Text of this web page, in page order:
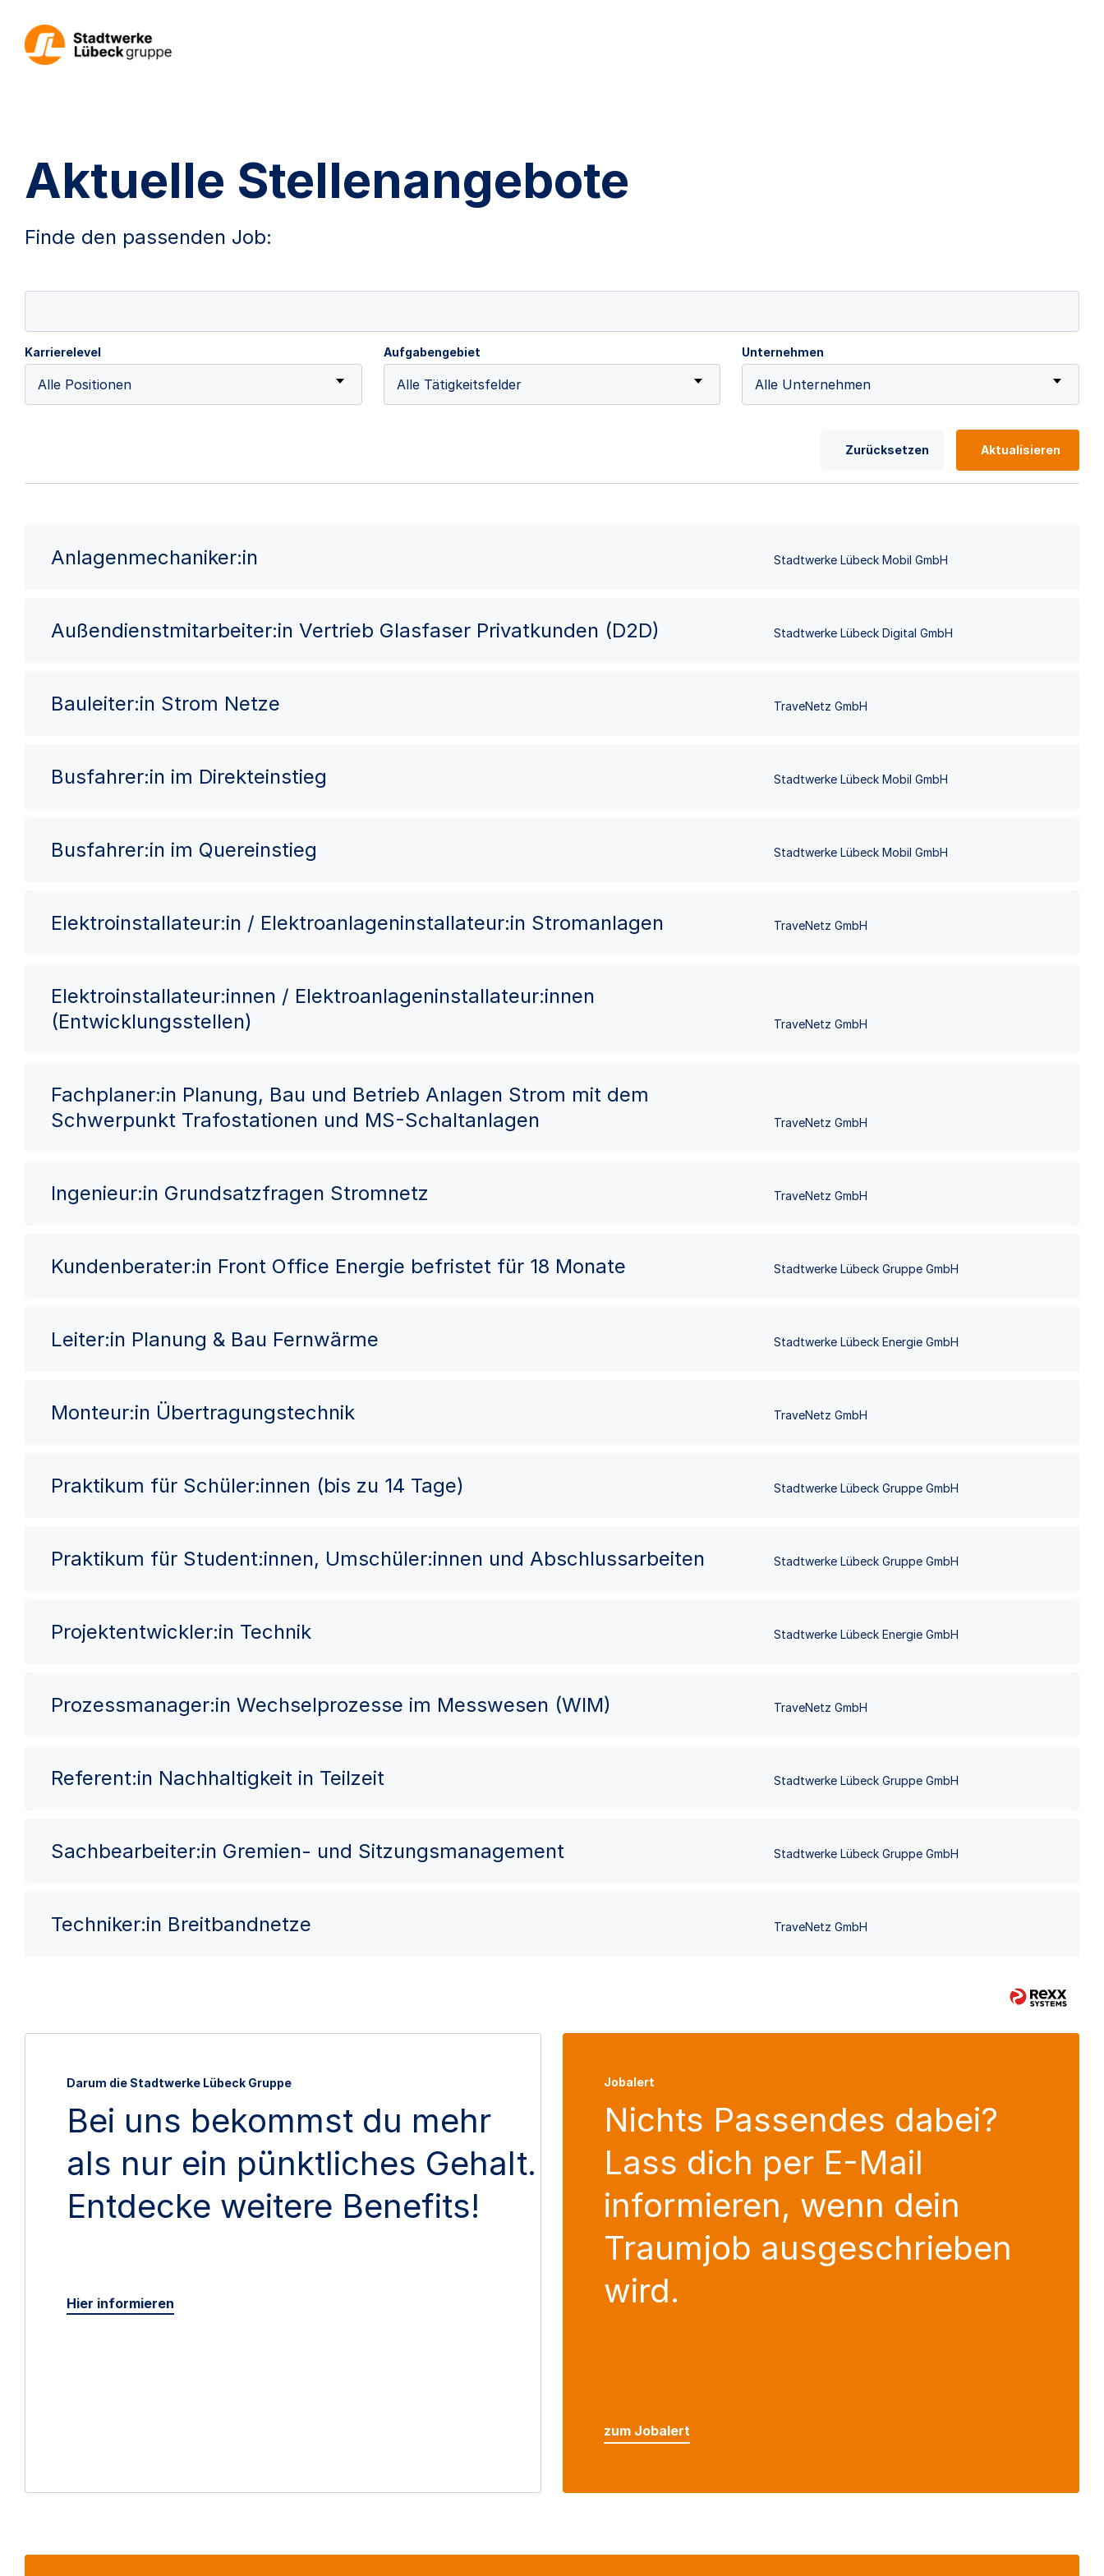
Aktuelle Stellenangebote
Finde den passenden Job:
Karrierelevel
Alle Positionen
Aufgabengebiet
Alle Tätigkeitsfelder
Unternehmen
Alle Unternehmen
Zurücksetzen Aktualisieren
Anlagenmechaniker:in Stadtwerke Lübeck Mobil GmbH
Außendienstmitarbeiter:in Vertrieb Glasfaser Privatkunden (D2D) Stadtwerke Lübeck Digital GmbH
Bauleiter:in Strom Netze TraveNetz GmbH
Busfahrer:in im Direkteinstieg Stadtwerke Lübeck Mobil GmbH
Busfahrer:in im Quereinstieg Stadtwerke Lübeck Mobil GmbH
Elektroinstallateur:in / Elektroanlageninstallateur:in Stromanlagen TraveNetz GmbH
Elektroinstallateur:innen / Elektroanlageninstallateur:innen
(Entwicklungsstellen)
TraveNetz GmbH
Fachplaner:in Planung, Bau und Betrieb Anlagen Strom mit dem
Schwerpunkt Trafostationen und MS-Schaltanlagen
TraveNetz GmbH
Ingenieur:in Grundsatzfragen Stromnetz TraveNetz GmbH
Kundenberater:in Front Office Energie befristet für 18 Monate Stadtwerke Lübeck Gruppe GmbH
Leiter:in Planung & Bau Fernwärme Stadtwerke Lübeck Energie GmbH
Monteur:in Übertragungstechnik TraveNetz GmbH
Praktikum für Schüler:innen (bis zu 14 Tage) Stadtwerke Lübeck Gruppe GmbH
Praktikum für Student:innen, Umschüler:innen und Abschlussarbeiten Stadtwerke Lübeck Gruppe GmbH
Projektentwickler:in Technik Stadtwerke Lübeck Energie GmbH
Prozessmanager:in Wechselprozesse im Messwesen (WIM) TraveNetz GmbH
Referent:in Nachhaltigkeit in Teilzeit Stadtwerke Lübeck Gruppe GmbH
Sachbearbeiter:in Gremien- und Sitzungsmanagement Stadtwerke Lübeck Gruppe GmbH
Techniker:in Breitbandnetze TraveNetz GmbH
Darum die Stadtwerke Lübeck Gruppe
Bei uns bekommst du mehr
als nur ein pünktliches Gehalt.
Entdecke weitere Benefits!
Hier informieren
Jobalert
Nichts Passendes dabei?
Lass dich per E-Mail
informieren, wenn dein
Traumjob ausgeschrieben
wird.
zum Jobalert